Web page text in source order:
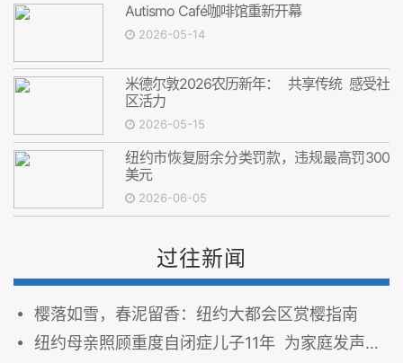
Autismo Café咖啡馆重新开幕
2026-05-14
米德尔敦2026农历新年： 共享传统 感受社
区活力
2026-05-15
纽约市恢复厨余分类罚款，违规最高罚300
美元
2026-06-05
过往新闻
樱落如雪，春泥留香：纽约大都会区赏樱指南
纽约母亲照顾重度自闭症儿子11年 为家庭发声争取更多支持